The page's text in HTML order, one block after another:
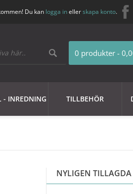
Du kan logga inellerskapa konto.
0 produkter -
- INREDNING TILLBEHÖR
NYLIGEN TILLAGDA